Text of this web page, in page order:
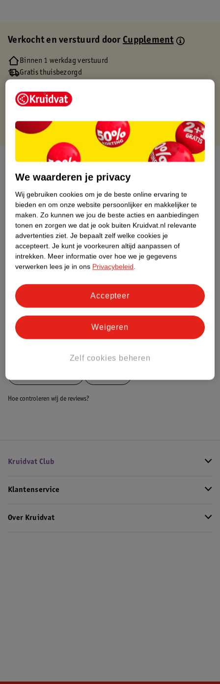
Verkocht en verstuurd doorCupplement
Binnen 1 werkdag verstuurd
Gratis thuisbezorgd
Gratis punten met je Kruidvat kaart
Over dit product
Productinformatie
Etiketinformatie
Nature Impact Score
Dit product heeft (nog) geen Nature
Impact Score.
Bestel & Bezorginformatie
Hoe controleren wij de reviews?
Kruidvat Club
Klantenservice
Over Kruidvat
We waarderen je privacy
Wij gebruiken cookies om je de beste online ervaring te
bieden en om onze website persoonlijker en makkelijker te
maken. Zo kunnen we jou de beste acties en aanbiedingen
tonen en zorgen we dat je ook buiten Kruidvat.nl relevante
advertenties ziet. Je bepaalt zelf welke cookies je
accepteert. Je kunt je voorkeuren altijd aanpassen of
intrekken. Meer informatie over hoe we je gegevens
verwerken lees je in ons Privacybeleid.
Zelf cookies beheren
Weigeren
Accepteer